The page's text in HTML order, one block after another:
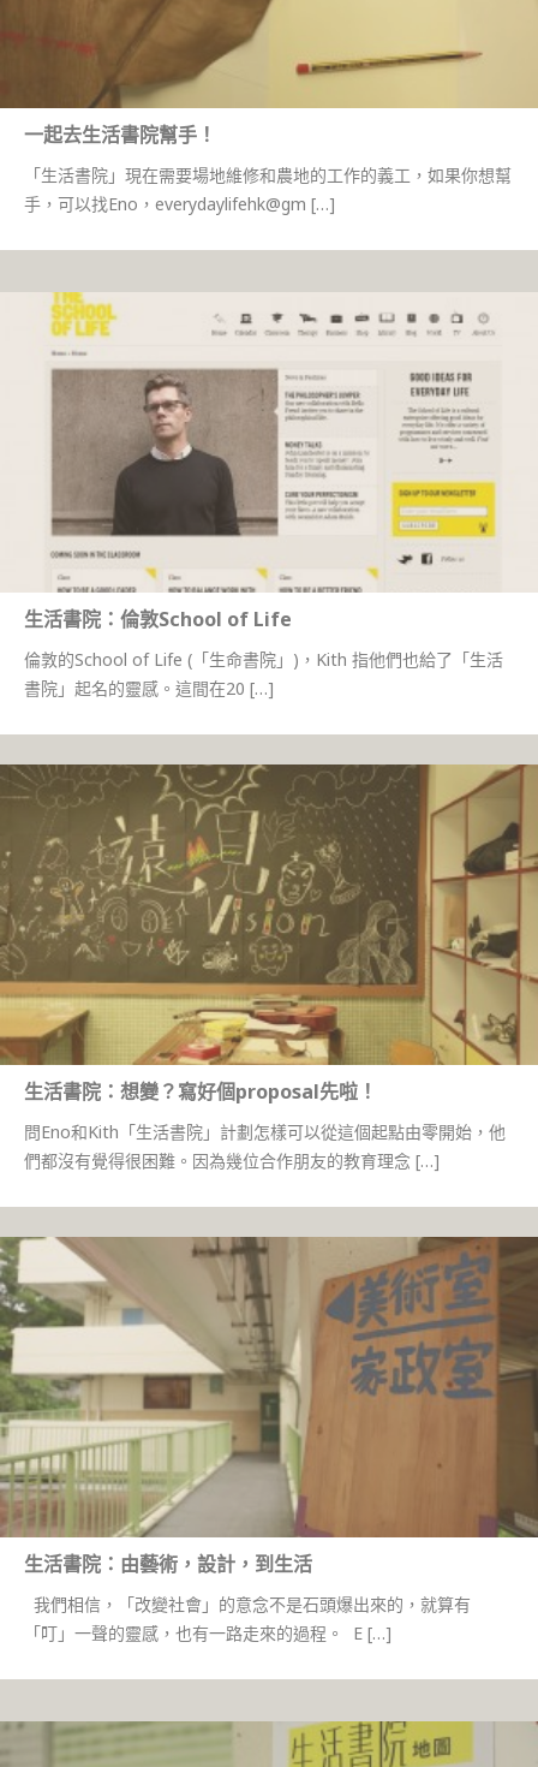
一起去生活書院幫手！
「生活書院」現在需要場地維修和農地的工作的義工，如果你想幫
手，可以找Eno，everydaylifehk@gm […]
生活書院：倫敦School of Life
倫敦的School of Life (「生命書院」)，Kith 指他們也給了「生活
書院」起名的靈感。這間在20 […]
生活書院：想變？寫好個proposal先啦！
問Eno和Kith「生活書院」計劃怎樣可以從這個起點由零開始，他
們都沒有覺得很困難。因為幾位合作朋友的教育理念 […]
生活書院：由藝術，設計，到生活
我們相信，「改變社會」的意念不是石頭爆出來的，就算有
「叮」一聲的靈感，也有一路走來的過程。 E […]